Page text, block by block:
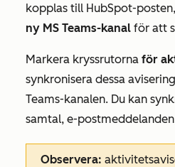
kopplas till HubSpot-
ny MS Teams-kanal för att
Markera kryssrutorna för
synkronisera dessa
Teams-kanalen. Du kan
samtal, e-
Observera: